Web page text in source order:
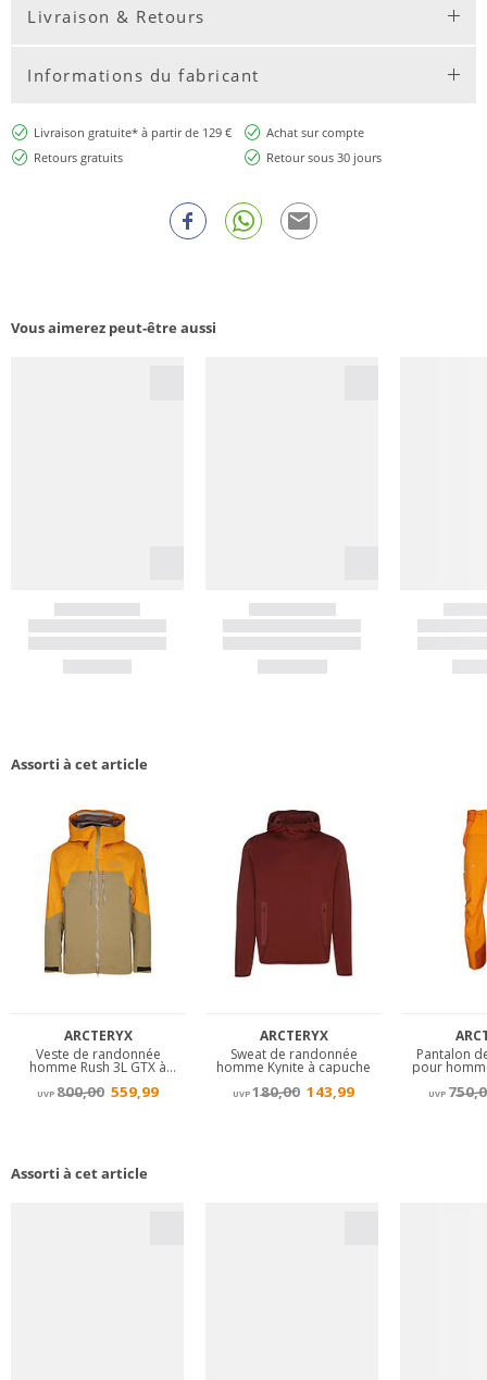
Livraison & Retours
Informations du fabricant
Livraison gratuite* à partir de 129 €
Achat sur compte
Retours gratuits
Retour sous 30 jours
Vous aimerez peut-être aussi
Assorti à cet article
Assorti à cet article